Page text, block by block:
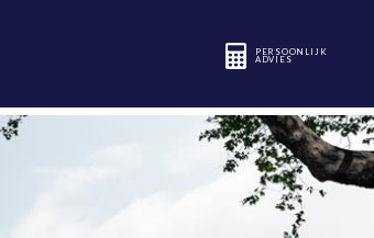
PERSOONLIJK
ADVIES